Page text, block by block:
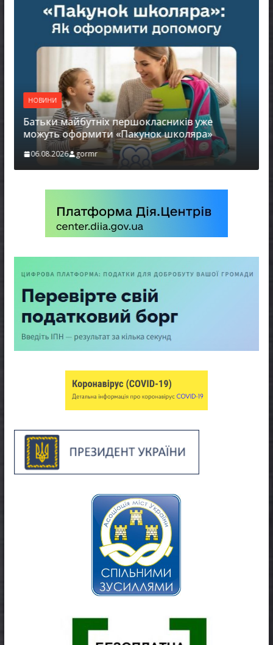
НОВИНИ
Батьки майбутніх першокласників уже
можуть оформити «Пакунок школяра»
06.08.2026 gormr